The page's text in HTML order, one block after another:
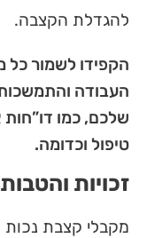
להגדלת הקצבה.
הקפידו לשמור כל
העבודה
שלכם, כמו דו”חות
טיפול וכדומה.
זכויות
מקבלי קצבת נכות